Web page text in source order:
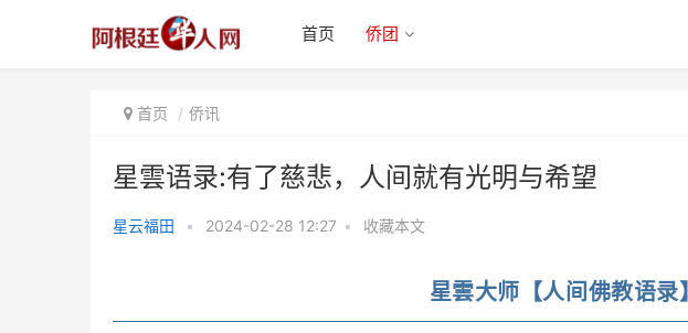
首页 侨团
首页 侨讯
星雲语录:有了慈悲，人间就有光明与希望
星云福田 • 2024-02-28 12:27 • 收藏本文
星雲大师【人间佛教语录】